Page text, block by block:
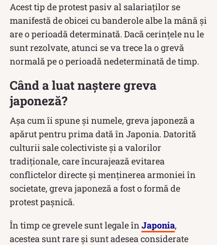
Acest tip de protest pasiv al salariaților se
manifestă de obicei cu banderole albe la mână și
are o perioadă determinată. Dacă cerințele nu le
sunt rezolvate, atunci se va trece la o grevă
normală pe o perioadă nedeterminată de timp.
Când a luat naștere greva
japoneză?
Așa cum îi spune și numele, greva japoneză a
apărut pentru prima dată în Japonia. Datorită
culturii sale colectiviste și a valorilor
tradiționale, care încurajează evitarea
conflictelor directe și menținerea armoniei în
societate, greva japoneză a fost o formă de
protest pașnică.
În timp ce grevele sunt legale în Japonia,
acestea sunt rare și sunt adesea considerate